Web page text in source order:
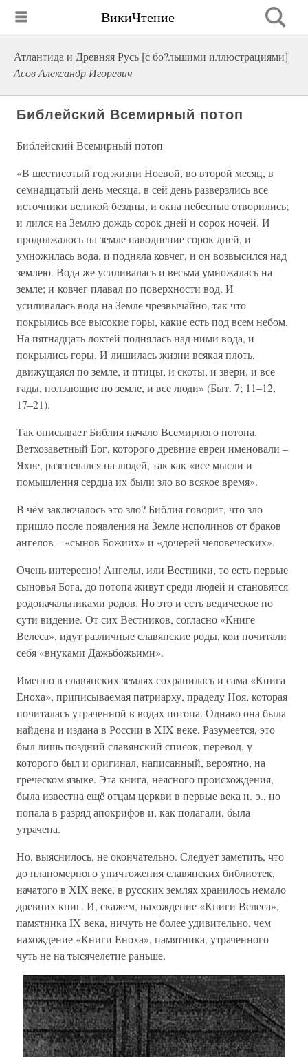
ВикиЧтение
Атлантида и Древняя Русь [с бо?льшими иллюстрациями]
Асов Александр Игоревич
Библейский Всемирный потоп
Библейский Всемирный потоп
«В шестисотый год жизни Ноевой, во второй месяц, в
семнадцатый день месяца, в сей день разверзлись все
источники великой бездны, и окна небесные отворились;
и лился на Землю дождь сорок дней и сорок ночей. И
продолжалось на земле наводнение сорок дней, и
умножилась вода, и подняла ковчег, и он возвысился над
землею. Вода же усиливалась и весьма умножалась на
земле; и ковчег плавал по поверхности вод. И
усиливалась вода на Земле чрезвычайно, так что
покрылись все высокие горы, какие есть под всем небом.
На пятнадцать локтей поднялась над ними вода, и
покрылись горы. И лишилась жизни всякая плоть,
движущаяся по земле, и птицы, и скоты, и звери, и все
гады, ползающие по земле, и все люди» (Быт. 7; 11–12,
17–21).
Так описывает Библия начало Всемирного потопа.
Ветхозаветный Бог, которого древние евреи именовали –
Яхве, разгневался на людей, так как «все мысли и
помышления сердца их были зло во всякое время».
В чём заключалось это зло? Библия говорит, что зло
пришло после появления на Земле исполинов от браков
ангелов – «сынов Божиих» и «дочерей человеческих».
Очень интересно! Ангелы, или Вестники, то есть первые
сыновья Бога, до потопа живут среди людей и становятся
родоначальниками родов. Но это и есть ведическое по
сути видение. От сих Вестников, согласно «Книге
Велеса», идут различные славянские роды, кои почитали
себя «внуками Дажьбожьими».
Именно в славянских землях сохранилась и сама «Книга
Еноха», приписываемая патриарху, прадеду Ноя, которая
почиталась утраченной в водах потопа. Однако она была
найдена и издана в России в XIX веке. Разумеется, это
был лишь поздний славянский список, перевод, у
которого был и оригинал, написанный, вероятно, на
греческом языке. Эта книга, неясного происхождения,
была известна ещё отцам церкви в первые века н. э., но
попала в разряд апокрифов и, как полагали, была
утрачена.
Но, выяснилось, не окончательно. Следует заметить, что
до планомерного уничтожения славянских библиотек,
начатого в XIX веке, в русских землях хранилось немало
древних книг. И, скажем, нахождение «Книги Велеса»,
памятника IX века, ничуть не более удивительно, чем
нахождение «Книги Еноха», памятника, утраченного
чуть не на тысячелетие раньше.